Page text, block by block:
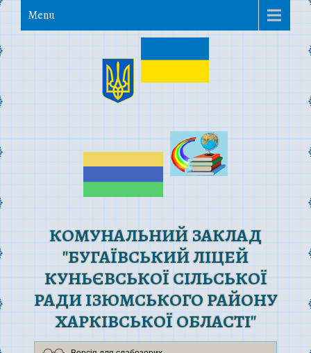
Menu
КОМУНАЛЬНИЙ ЗАКЛАД
"БУГАЇВСЬКИЙ ЛІЦЕЙ
КУНЬЄВСЬКОЇ СІЛЬСЬКОЇ
РАДИ ІЗЮМСЬКОГО РАЙОНУ
ХАРКІВСЬКОЇ ОБЛАСТІ"